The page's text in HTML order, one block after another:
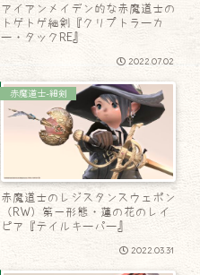
アイアンメイデン的な赤魔道士の
トゲトゲ細剣『クリプトラーカ
ー・タックRE』
2022.07.02
赤魔道士-細剣
赤魔道士のレジスタンスウェポン
（RW）第一形態・蓮の花のレイ
ピア『テイルキーパー』
2022.03.31